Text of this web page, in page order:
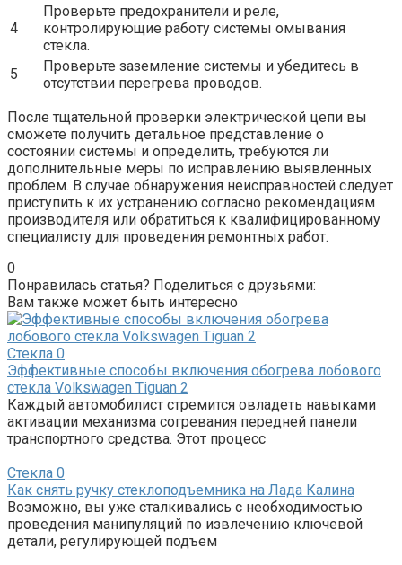
4
Проверьте предохранители и реле,
контролирующие работу системы омывания
стекла.
5
Проверьте заземление системы и убедитесь в
отсутствии перегрева проводов.
После тщательной проверки электрической цепи вы
сможете получить детальное представление о
состоянии системы и определить, требуются ли
дополнительные меры по исправлению выявленных
проблем. В случае обнаружения неисправностей следует
приступить к их устранению согласно рекомендациям
производителя или обратиться к квалифицированному
специалисту для проведения ремонтных работ.
0
Понравилась статья? Поделиться с друзьями:
Вам также может быть интересно
Стекла 0
Эффективные способы включения обогрева лобового
стекла Volkswagen Tiguan 2
Каждый автомобилист стремится овладеть навыками
активации механизма согревания передней панели
транспортного средства. Этот процесс
Стекла 0
Как снять ручку стеклоподъемника на Лада Калина
Возможно, вы уже сталкивались с необходимостью
проведения манипуляций по извлечению ключевой
детали, регулирующей подъем